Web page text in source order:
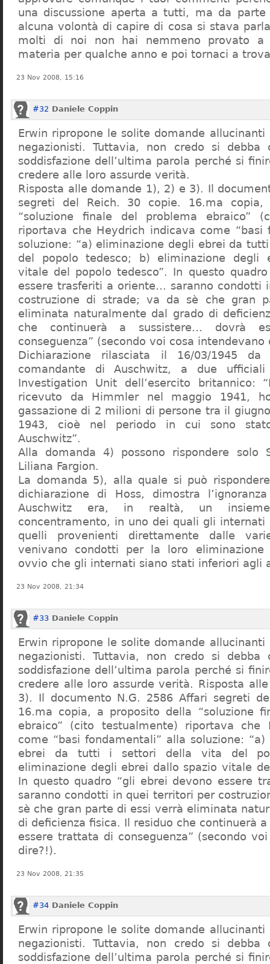
una discussione aperta a tutti, ma da parte
alcuna volontà di capire di cosa si stava
molti di noi non hai nemmeno provato a
materia per qualche anno e poi tornaci a
23 Nov 2008, 15:16
#32 Daniele Coppin
Erwin ripropone le solite domande
negazionisti. Tuttavia, non credo si debba
soddisfazione dell’ultima parola perché si
credere alle loro assurde verità.
Risposta alle domande 1), 2) e 3). Il
segreti del Reich. 30 copie. 16.ma copia,
“soluzione finale del problema ebraico”
riportava che Heydrich indicava come “basi
soluzione: “a) eliminazione degli ebrei da
del popolo tedesco; b) eliminazione degli
vitale del popolo tedesco”. In questo
essere trasferiti a oriente… saranno condotti
costruzione di strade; va da sè che gran
eliminata naturalmente dal grado di
che continuerà a sussistere… dovrà
conseguenza” (secondo voi cosa intendevano
Dichiarazione rilasciata il 16/03/1945
comandante di Auschwitz, a due
Investigation Unit dell’esercito britannico:
ricevuto da Himmler nel maggio 1941,
gassazione di 2 milioni di persone tra il
1943, cioè nel periodo in cui sono
Auschwitz”.
Alla domanda 4) possono rispondere solo
Liliana Fargion.
La domanda 5), alla quale si può
dichiarazione di Hoss, dimostra
Auschwitz era, in realtà, un
concentramento, in uno dei quali gli
quelli provenienti direttamente dalle
venivano condotti per la loro eliminazione
ovvio che gli internati siano stati inferiori agli
23 Nov 2008, 21:34
#33 Daniele Coppin
Erwin ripropone le solite domande
negazionisti. Tuttavia, non credo si debba
soddisfazione dell’ultima parola perché si
credere alle loro assurde verità. Risposta
3). Il documento N.G. 2586 Affari segreti
16.ma copia, a proposito della “soluzione
ebraico” (cito testualmente) riportava che
come “basi fondamentali” alla soluzione:
ebrei da tutti i settori della vita del
eliminazione degli ebrei dallo spazio vitale
In questo quadro “gli ebrei devono essere
saranno condotti in quei territori per
sè che gran parte di essi verrà eliminata
di deficienza fisica. Il residuo che continuerà
essere trattata di conseguenza” (secondo
dire?!).
23 Nov 2008, 21:35
#34 Daniele Coppin
Erwin ripropone le solite domande
negazionisti. Tuttavia, non credo si debba
soddisfazione dell’ultima parola perché si